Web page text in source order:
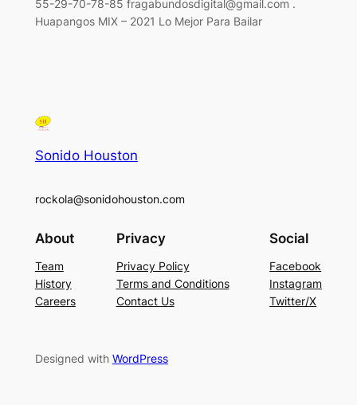
55-29-70-78-85 fragabundosdigital@gmail.com .
Huapangos MIX – 2021 Lo Mejor Para Bailar
Sonido Houston
rockola@sonidohouston.com
About
Team
History
Careers
Privacy
Privacy Policy
Terms and Conditions
Contact Us
Social
Facebook
Instagram
Twitter/X
Designed with WordPress